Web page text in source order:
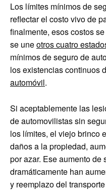
Los límites mínimos de
reflectar el costo vivo de
finalmente, esos costos
se uneotros cuatro
mínimos de seguro de
los existencias continuos
automóvil.
Si aceptablemente las
de automovilistas sin
los límites, el viejo brinco
daños a la propiedad,
por azar. Ese aumento de
dramáticamente han
y reemplazo del